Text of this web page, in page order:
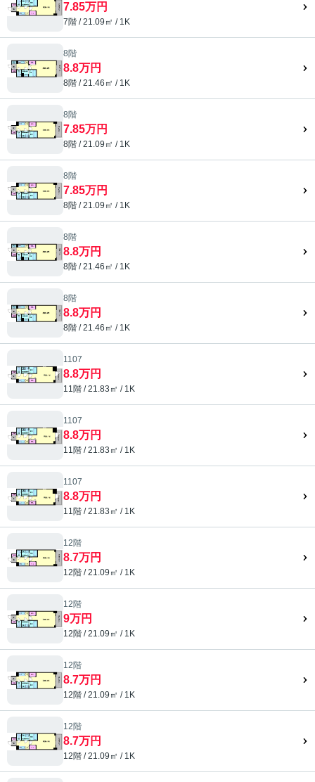
7.85万円
7階 / 21.09㎡ / 1K
8階
8.8万円
8階 / 21.46㎡ / 1K
8階
7.85万円
8階 / 21.09㎡ / 1K
8階
7.85万円
8階 / 21.09㎡ / 1K
8階
8.8万円
8階 / 21.46㎡ / 1K
8階
8.8万円
8階 / 21.46㎡ / 1K
1107
8.8万円
11階 / 21.83㎡ / 1K
1107
8.8万円
11階 / 21.83㎡ / 1K
1107
8.8万円
11階 / 21.83㎡ / 1K
12階
8.7万円
12階 / 21.09㎡ / 1K
12階
9万円
12階 / 21.09㎡ / 1K
12階
8.7万円
12階 / 21.09㎡ / 1K
12階
8.7万円
12階 / 21.09㎡ / 1K